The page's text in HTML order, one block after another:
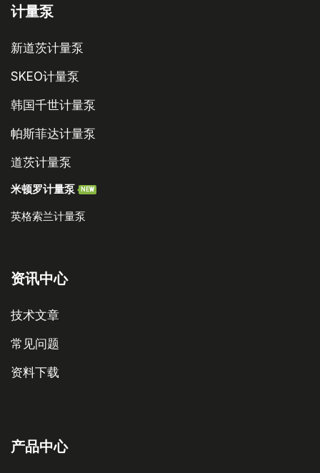
计量泵
新道茨计量泵
SKEO计量泵
韩国千世计量泵
帕斯菲达计量泵
道茨计量泵
米顿罗计量泵 NEW
英格索兰计量泵
资讯中心
技术文章
常见问题
资料下载
产品中心